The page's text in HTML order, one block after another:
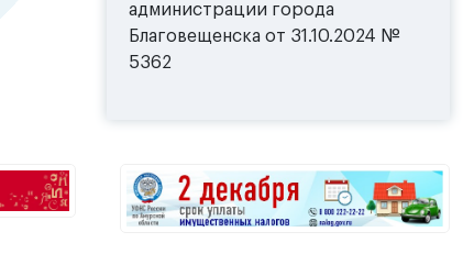
администрации города
Благовещенска от 31.10.2024 №
5362